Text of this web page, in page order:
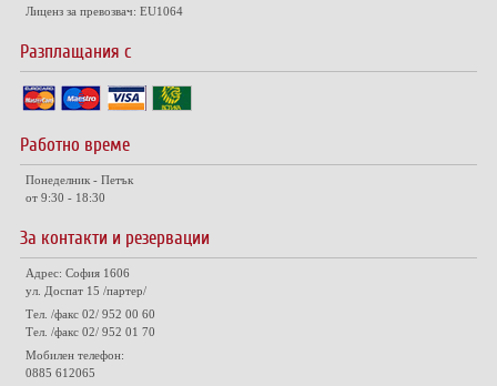
Лиценз за превозвач: EU1064
Разплащания с
Работно време
Понеделник - Петък
от 9:30 - 18:30
За контакти и резервации
Адрес: София 1606
ул. Доспат 15 /партер/
Тел. /факс 02/ 952 00 60
Тел. /факс 02/ 952 01 70
Мобилен телефон:
0885 612065